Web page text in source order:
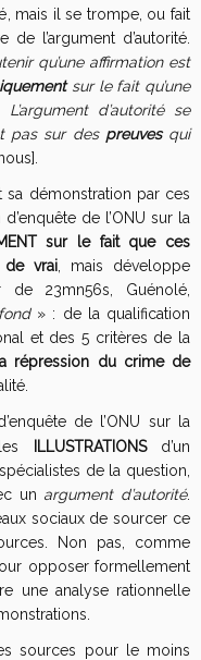
mais il se trompe, ou fait
l’argument d’autorité.
qu’une affirmation est
sur le fait qu’une
d’autorité se
pas sur des preuvesqui
sa démonstration par ces
de l’ONU sur la
sur le fait que ces
de vrai , mais développe
de 23mn56s, Guénolé,
» : de la qualification
et des 5 critères de la
répression du crime de
de l’ONU sur la
ILLUSTRATIONSd’un
de la question,
un argument d’autorité.
sociaux de sourcer ce
Non pas, comme
opposer formellement
une analyse rationnelle
sources pour le moins